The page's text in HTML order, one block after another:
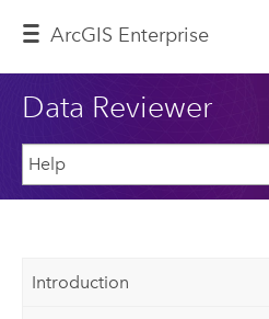
ArcGIS Enterprise
Data Reviewer
Introduction